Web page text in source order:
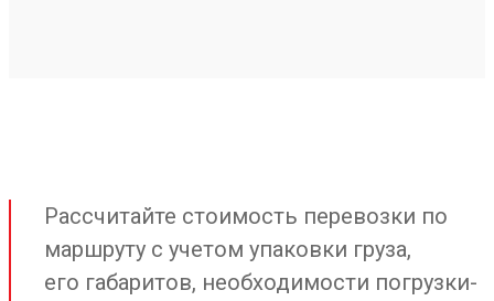
Рассчитайте стоимость перевозки по
маршруту с учетом упаковки груза,
его габаритов, необходимости погрузки-